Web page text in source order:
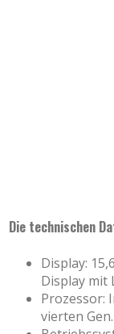
Die technischen
Display:
Display mit
Prozessor:
vierten